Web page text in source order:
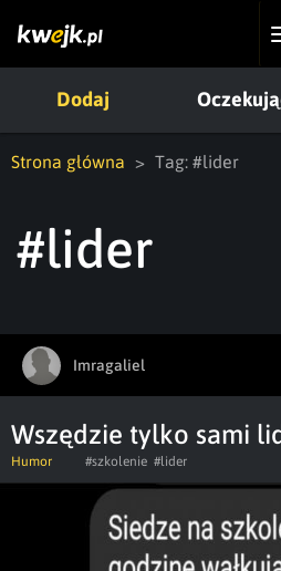
Dodaj
Strona główna Tag: #lider
#lider
Imragaliel
Wszędzie tylko sami
Humor #szkolenie #lider